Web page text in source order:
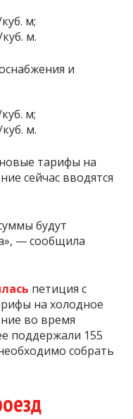
м;
м.
и
м;
м.
тарифы на
сейчас вводятся
будут
— сообщила
петиция с
на холодное
во время
поддержали 155
собрать